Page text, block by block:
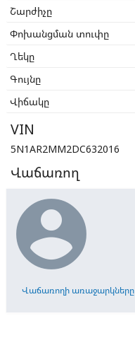
Շարժիչը
Փոխանցման տուփը
Ղեկը
Գույնը
Վիճակը
VIN
5N1AR2MM2DC632016
Վաճառող

Վաճառողի առաջարկները